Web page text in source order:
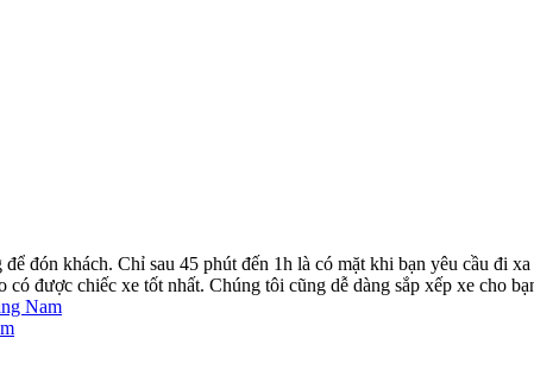
đón khách. Chỉ sau 45 phút đến 1h là có mặt khi bạn yêu cầu đi
được chiếc xe tốt nhất. Chúng tôi cũng dễ dàng sắp xếp xe cho
Nam